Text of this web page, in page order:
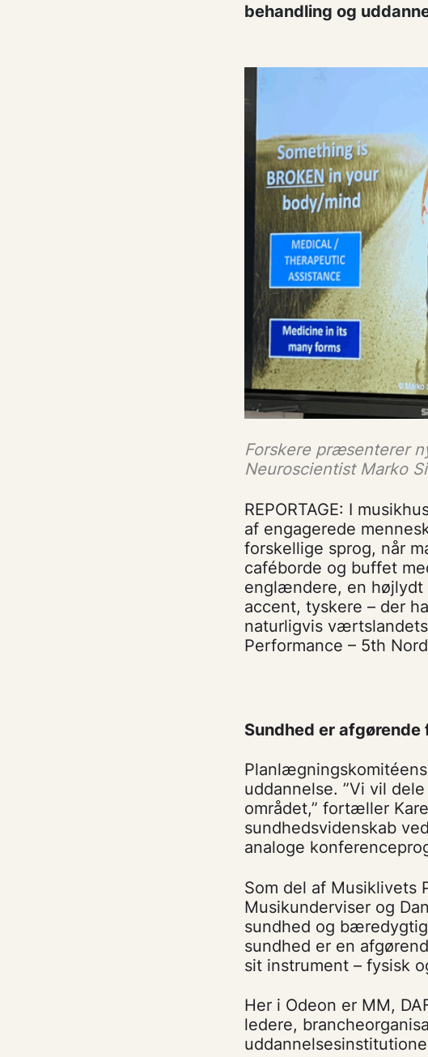
behandling og
Forskere præsenterer
Neuroscientist Marko
REPORTAGE: I
af engagerede
forskellige sprog, når
caféborde og buffet
englændere, en højlydt
accent, tyskere – der
naturligvis
Performance – 5th
Sundhed er
uddannelse. ”Vi vil
området,” fortæller
sundhedsvidenskab
analoge
Som del af Musiklivets
Musikunderviser og
sundhed og
sundhed er en
sit instrument – fysisk
Her i Odeon er MM,
ledere,